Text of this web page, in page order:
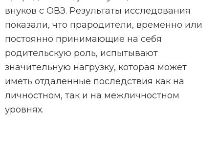
внуков с ОВЗ. Результаты исследования
показали, что прародители, временно или
постоянно принимающие на себя
родительскую роль, испытывают
значительную нагрузку, которая может
иметь отдаленные последствия как на
личностном, так и на межличностном
уровнях.